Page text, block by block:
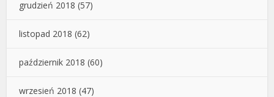
grudzień 2018 (57)
listopad 2018 (62)
październik 2018 (60)
wrzesień 2018 (47)